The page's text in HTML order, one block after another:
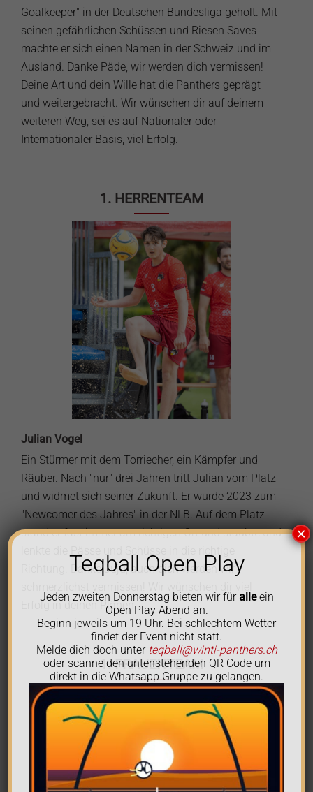
Goalkeeper" in der Deutschen Bundesliga geholt. Mit
seinen gefährlichen Schüssen und Riesen Saves
machte er sich einen Namen in der Schweiz und im
Ausland. Danke Päde, wir werden dich vermissen!
Deine Art und dein Wille hat die Panthers geprägt
und weitergebracht. Wir wünschen dir auf deinem
weiteren Weg, sei es auf Nationaler oder
Internationaler Basis, viel Erfolg.
1. HERRENTEAM
Julian Vogel
Ein Stürmer mit dem Torriecher, ein Kämpfer und
Räuber. Nach "nur" drei Jahren tritt Julian vom Platz
und widmet sich seiner Zukunft. Er wurde 2023 zum
"Newcomer des Jahres" in der NLB. Auf dem Platz
stand er fast immer am richtigen Ort und staubte und
Richtung. Danke Juju, auch dich werden wir
Erfolg in deinen Plänen.
1. FRAUENTEAM
Teqball Open Play
Jeden zweiten Donnerstag bieten wir für alleein
Open Play Abend an.
Beginn jeweils um 19 Uhr. Bei schlechtem Wetter
findet der Event nicht statt.
Melde dich doch unter teqball@winti-panthers.ch
oder scanne den untenstehenden QR Code um
direkt in die Whatsapp Gruppe zu gelangen.
×